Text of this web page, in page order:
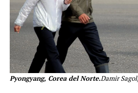
Pyongyang, Corea del Norte.Damir